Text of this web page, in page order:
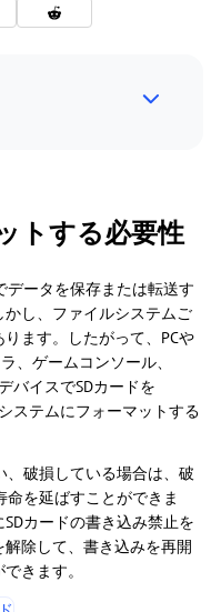
トする必要性
データを保存または転送す
し、ファイルシステムご
ます。したがって、PCや
、ゲームコンソール、
バイスでSDカードを
ステムにフォーマットする
、破損している場合は、破
命を延ばすことができま
カードの書き込み禁止を
除して、書き込みを再開
きます。